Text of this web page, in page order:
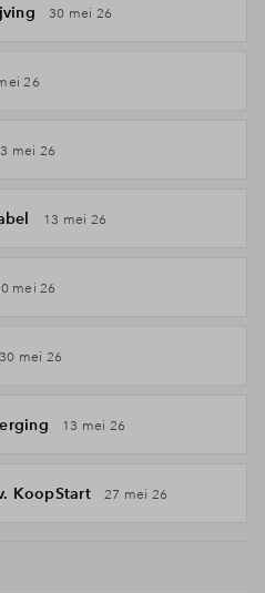
30 mei 26
26
mei 26
13 mei 26
mei 26
30 mei 26
13 mei 26
KoopStart 27 mei 26